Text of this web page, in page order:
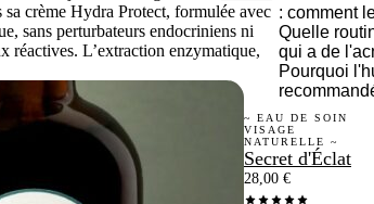
sa crème Hydra Protect, formulée avec
sans perturbateurs endocriniens ni
réactives. L’extraction enzymatique,
~ EAU DE SOIN
VISAGE
NATURELLE ~
Secret d'Éclat
28,00 €
: comment
Quelle
qui a de
Pourquoi